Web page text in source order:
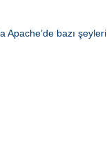
Apache’de bazı